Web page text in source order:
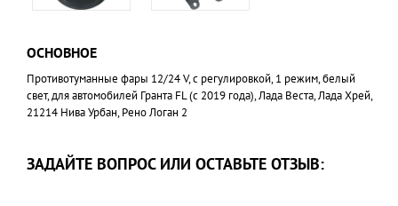
ОСНОВНОЕ
Противотуманные фары 12/24 V, с регулировкой, 1 режим, белый
свет, для автомобилей Гранта FL (c 2019 года), Лада Веста, Лада Хрей,
21214 Нива Урбан, Рено Логан 2
ЗАДАЙТЕ ВОПРОС ИЛИ ОСТАВЬТЕ ОТЗЫВ: